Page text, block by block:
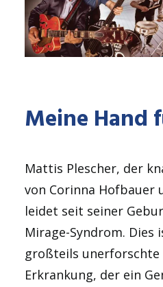
Meine Hand
Mattis Plescher, der
von Corinna Hofbauer
leidet seit seiner
Mirage-Syndrom. Dies
großteils unerforschte
Erkrankung, der ein